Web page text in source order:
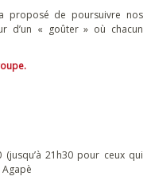
proposé de poursuivre nos
d’un « goûter » où chacun
21h30 pour ceux qui